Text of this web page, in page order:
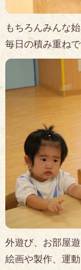
もちろんみんな
毎日の積み重ね
外遊び、お部屋
絵画や製作、運